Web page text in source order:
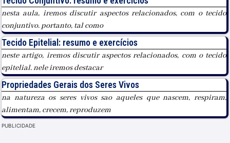
nesta aula, iremos discutir aspectos relacionados, com o tecido
conjuntivo. portanto, tal como
Tecido Epitelial: resumo e exercícios
neste artigo, iremos discutir aspectos relacionados, com o tecido
epitelial. nele iremos destacar
Propriedades Gerais dos Seres Vivos
na natureza os seres vivos sao aqueles que nascem, respiram,
alimentam, crecem, reproduzem
PUBLICIDADE